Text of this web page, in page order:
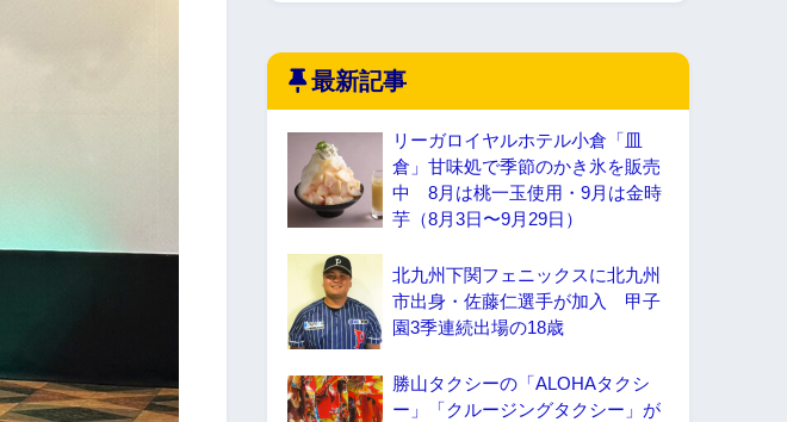
最新記事
リーガロイヤルホテル小倉「皿
倉」甘味処で季節のかき氷を販売
中 8月は桃一玉使用・9月は金時
芋（8月3日〜9月29日）
北九州下関フェニックスに北九州
市出身・佐藤仁選手が加入 甲子
園3季連続出場の18歳
勝山タクシーの「ALOHAタクシ
ー」「クルージングタクシー」が